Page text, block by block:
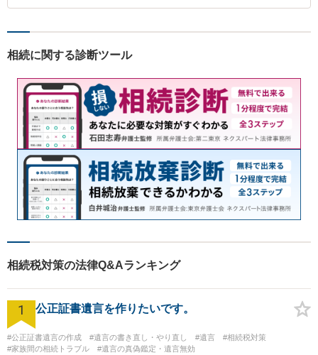
相続に関する診断ツール
相続税対策の法律Q&Aランキング
1 公正証書遺言を作りたいです。
#公正証書遺言の作成 #遺言の書き直し・やり直し #遺言
#相続税対策
#家族間の相続トラブル
#遺言の真偽鑑定・遺言無効